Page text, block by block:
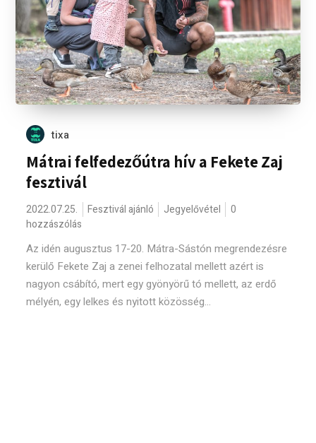
tixa
Mátrai felfedezőútra hív a Fekete Zaj
fesztivál
2022.07.25. Fesztivál ajánló Jegyelővétel
0
hozzászólás
Az idén augusztus 17-20. Mátra-Sástón megrendezésre
kerülő Fekete Zaj a zenei felhozatal mellett azért is
nagyon csábító, mert egy gyönyörű tó mellett, az erdő
mélyén, egy lelkes és nyitott közösség...